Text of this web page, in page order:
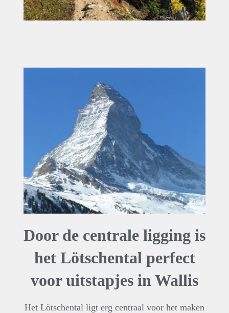
Door de centrale ligging is
het Lötschental perfect
voor uitstapjes in Wallis
Het Lötschental ligt erg centraal voor het maken